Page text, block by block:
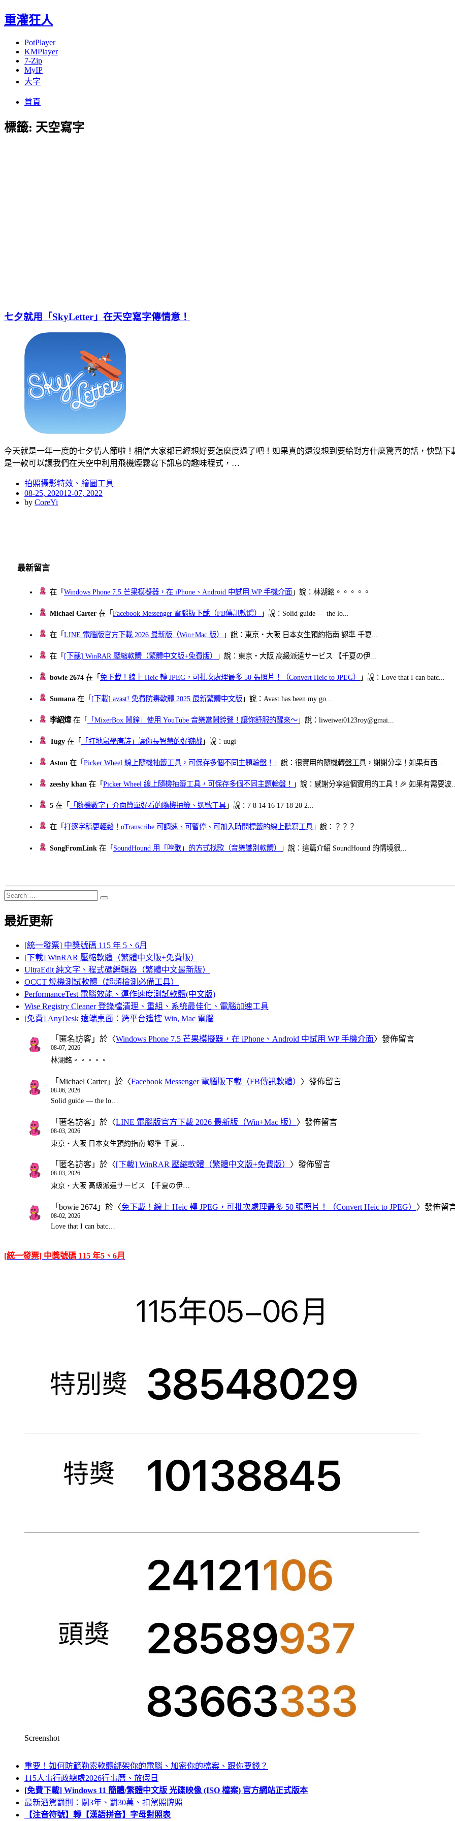
重灌狂人
PotPlayer
KMPlayer
7-Zip
MyIP
大字
首頁
標籤: 天空寫字
七夕就用「SkyLetter」在天空寫字傳情意！
今天就是一年一度的七夕情人節啦！相信大家都已經想好要怎麼度過了吧！如果真的還沒想到要給對方什麼驚喜的話，快點下
是一款可以讓我們在天空中利用飛機煙霧寫下訊息的趣味程式，…
拍照攝影特效、繪圖工具
Posted
on
08-25, 202012-07, 2022
by CoreYi
最新留言
在「Windows Phone 7.5 芒果模擬器，在 iPhone、Android 中試用 WP 手機介面 」說：林湖銘。。。。。
Michael Carter 在「Facebook Messenger 電腦版下載（FB傳訊軟體） 」說：Solid guide — the lo...
在「LINE 電腦版官方下載 2026 最新版（Win+Mac 版） 」說：東京・大阪 日本女生預約指南 認準 千夏...
在「 [下載] WinRAR 壓縮軟體（繁體中文版+免費版） 」說：東京・大阪 高級派遣サービス 【千夏の伊...
bowie 2674 在「免下載！線上 Heic 轉 JPEG，可批次處理最多 50 張照片！（Convert Heic to JPEG） 」說：Love that I can batc...
Sumana 在「 [下載] avast! 免費防毒軟體 2025 最新繁體中文版 」說：Avast has been my go...
李紹煒在「 「MixerBox 鬧鐘」使用 YouTube 音樂當鬧鈴聲！讓你舒服的醒來～ 」說：liweiwei0123roy@gmai...
Tugy 在「 「打地鼠學唐詩」讓你長智慧的好遊戲 」說：uugi
Aston 在「Picker Wheel 線上隨機抽籤工具，可保存多個不同主題輪盤！ 」說：很實用的隨機轉盤工具，謝謝分享！如果有西...
zeeshy khan 在「Picker Wheel 線上隨機抽籤工具，可保存多個不同主題輪盤！ 」說：感謝分享這個實用的工具！🎉 如果有需要波
5 在「 「隨機數字」介面簡單好看的隨機抽籤、選號工具 」說：7 8 14 16 17 18 20 2...
在「打逐字稿更輕鬆！oTranscribe 可調速、可暫停、可加入時間標籤的線上聽寫工具 」說：？？？
SongFromLink 在「 SoundHound 用「哼歌」的方式找歌（音樂識別軟體） 」說：這篇介紹 SoundHound 的情境很...
Search
for:
Search
最近更新
[統一發票] 中獎號碼 115 年 5、6月
[下載] WinRAR 壓縮軟體（繁體中文版+免費版）
UltraEdit 純文字、程式碼編輯器（繁體中文最新版）
OCCT 燒機測試軟體（超頻檢測必備工具）
PerformanceTest 電腦效能、運作速度測試軟體(中文版)
Wise Registry Cleaner 登錄檔清理、重組、系統最佳化、電腦加速工具
[免費] AnyDesk 遠端桌面：跨平台遙控 Win, Mac 電腦
「 匿名訪客 」於〈Windows Phone 7.5 芒果模擬器，在 iPhone、Android 中試用 WP 手機介面〉發佈留言
08-07, 2026
林湖銘。。。。。
「 Michael Carter」於〈Facebook Messenger 電腦版下載（FB傳訊軟體） 〉發佈留言
08-06, 2026
Solid guide — the lo…
「 匿名訪客 」於〈LINE 電腦版官方下載 2026 最新版（Win+Mac 版） 〉發佈留言
08-03, 2026
東京・大阪 日本女生預約指南 認準 千夏…
「 匿名訪客 」於〈[下載] WinRAR 壓縮軟體（繁體中文版+免費版） 〉發佈留言
08-03, 2026
東京・大阪 高級派遣サービス 【千夏の伊…
「 bowie 2674 」於〈免下載！線上 Heic 轉 JPEG，可批次處理最多 50 張照片！（Convert Heic to JPEG） 〉發佈留
08-02, 2026
Love that I can batc…
[統一發票] 中獎號碼 115 年5、6月
Screenshot
重要！如何防範勒索軟體綁架你的電腦、加密你的檔案、跟你要錢？
115人事行政總處2026行事曆、放假日
[免費下載] Windows 11 簡體/繁體中文版 光碟映像 (ISO 檔案) 官方網站正式版本
最新酒駕罰則：關3年、罰30萬、扣駕照牌照
【注音符號】轉【漢語拼音】字母對照表